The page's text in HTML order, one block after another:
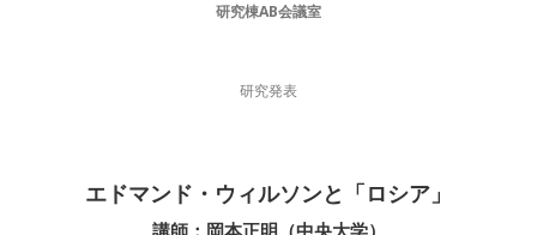
研究棟AB会議室
研究発表
エドマンド・ウィルソンと「ロシア」
講師：岡本正明（中央大学）